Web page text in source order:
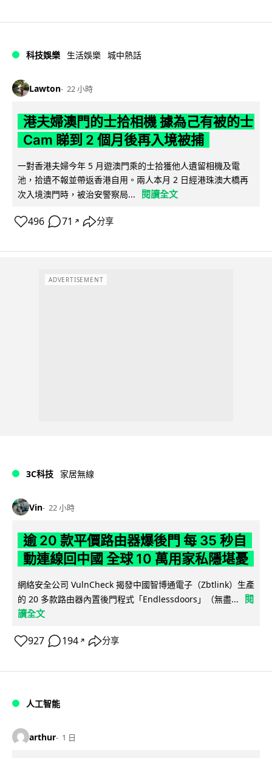
科技娛樂 生活娛樂 城中熱話
Lawton 22 小時
港夫婦澳門的士拾相機 據為己有被的士
Cam 睇到 2 個月後再入境被捕
一對香港夫婦今年 5 月遊澳門乘的士拾獲他人遺留相機及電
池，拾遺不報並帶返香港自用。兩人本月 2 日經港珠澳大橋再
次入境澳門時，被治安警察局...
閱讀全文
496 71 ↗ 分享
ADVERTISEMENT
3C科技 家居無線
Vin 22 小時
逾 20 款平價路由器爆後門 每 35 秒自
動連線回中國 全球 10 萬用家私隱堪憂
網絡安全公司 VulnCheck 揭發中國智博通電子（Zbtlink）生產
的 20 多款路由器內置後門程式「Endlessdoors」（無盡...
閱
讀全文
927 194 ↗ 分享
人工智能
arthur 1 日